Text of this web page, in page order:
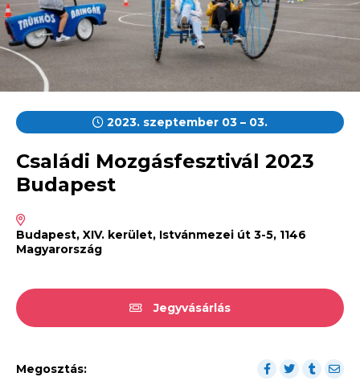
2023. szeptember 03 – 03.
Családi Mozgásfesztivál 2023
Budapest
Budapest, XIV. kerület, Istvánmezei út 3-5, 1146
Magyarország
Jegyvásárlás
Megosztás: